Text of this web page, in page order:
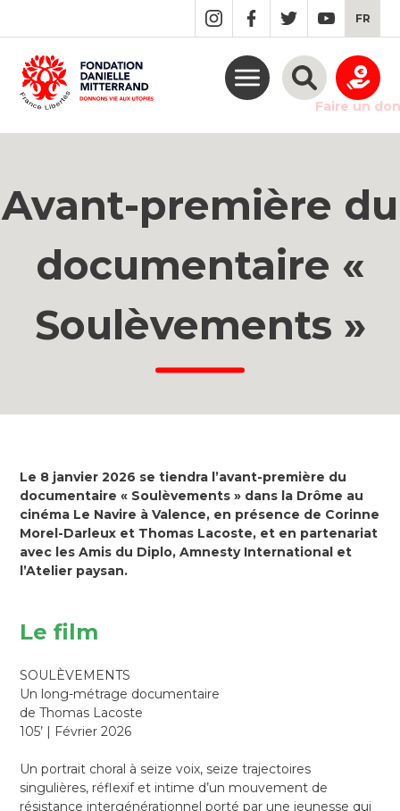
MAIN
CONTENT
FR
Faire un don
Avant-première du
documentaire «
Soulèvements »
Le 8 janvier 2026 se tiendra l’avant-première du
documentaire « Soulèvements » dans la Drôme au
cinéma Le Navire à Valence, en présence de Corinne
Morel-Darleux et Thomas Lacoste, et en partenariat
avec les Amis du Diplo, Amnesty International et
l’Atelier paysan.
Le film
SOULÈVEMENTS
Un long-métrage documentaire
de Thomas Lacoste
105’ | Février 2026
Un portrait choral à seize voix, seize trajectoires
singulières, réflexif et intime d’un mouvement de
résistance intergénérationnel porté par une jeunesse qui